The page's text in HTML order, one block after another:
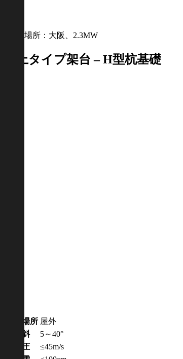
場所：大阪、2.3MW
地上タイプ架台 – H型杭基礎
設置場所 屋外
傾斜
5～40°
風圧
≤45m/s